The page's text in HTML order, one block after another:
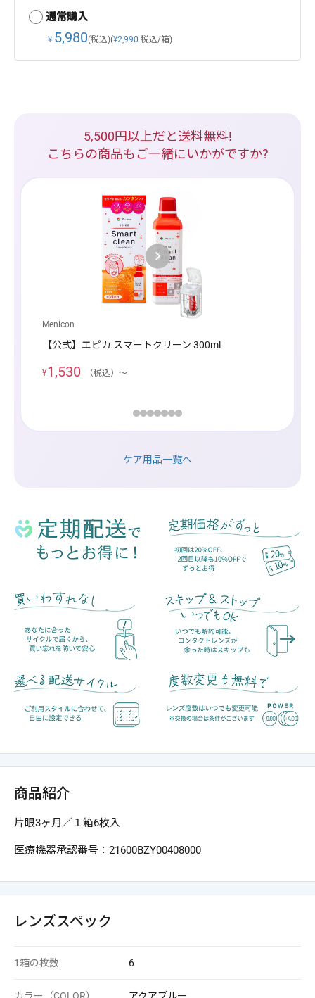
通常購入
￥ 5,980(税込)(¥2,990 税込/箱)
5,500円以上だと送料無料!
こちらの商品もご一緒にいかがですか?
Menicon
【公式】エピカ スマートクリーン 300ml
¥1,530 （税込）〜
ケア用品一覧へ
商品紹介
片眼3ヶ月／１箱6枚入
医療機器承認番号：21600BZY00408000
レンズスペック
1箱の枚数 6